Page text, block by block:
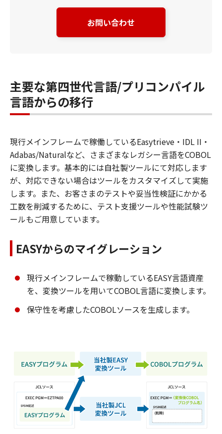
お問い合わせ
主要な第四世代言語/プリコンパイル
言語からの移行
現行メインフレームで稼働しているEasytrieve・IDL II・
Adabas/Naturalなど、さまざまなレガシー言語をCOBOL
に変換します。基本的には自社製ツールにて対応します
が、対応できない場合はツールをカスタマイズして実施
します。また、お客さまのテストや妥当性検証にかかる
工数を削減するために、テスト支援ツールや性能試験ツ
ールもご用意しています。
EASYからのマイグレーション
現行メインフレームで稼動しているEASY言語資産
を、変換ツールを用いてCOBOL言語に変換します。
保守性を考慮したCOBOLソースを生成します。